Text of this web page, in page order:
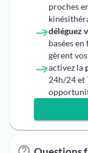
proches
déléguez
basées
gèrent
activez la
24h/24 et